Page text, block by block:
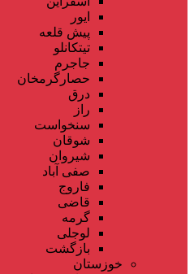
ایور
پیش قلعه
تیتکانلو
جاجرم
حصارگرمخان
درق
راز
سنخواست
شوقان
شیروان
صفی آباد
فاروج
قاضی
گرمه
لوجلی
بازگشت
خوزستان